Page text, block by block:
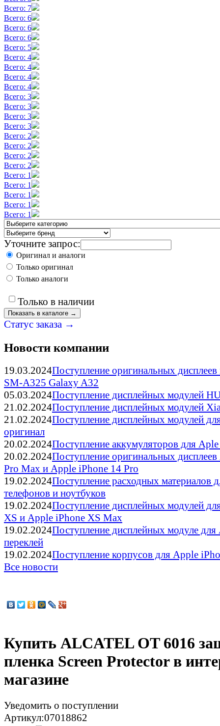
Всего: 7
Всего: 6
Всего: 6
Всего: 6
Всего: 5
Всего: 4
Всего: 4
Всего: 4
Всего: 4
Всего: 3
Всего: 3
Всего: 3
Всего: 3
Всего: 2
Всего: 2
Всего: 2
Всего: 2
Всего: 1
Всего: 1
Всего: 1
Всего: 1
Всего: 1
Уточните запрос:
Оригинал и аналоги
Только оригинал
Только аналоги
Только в наличии
Статус заказа →
Новости компании
19.03.2024Поступление оригинальных
SM-A325 Galaxy A32
05.03.2024Поступление дисплейных модулей
21.02.2024Поступление дисплейных модулей
21.02.2024Поступление дисплейных модулей
оригинал
20.02.2024Поступление аккумуляторов для
20.02.2024Поступление оригинальных
Pro Max и Apple iPhone 14 Pro
19.02.2024Поступление расходных материалов
телефонов и ноутбуков
19.02.2024Поступление дисплейных модулей
XS и Apple iPhone XS Max
19.02.2024Поступление дисплейных модуле
переклей
19.02.2024Поступление корпусов для Apple
Все новости
Купить ALCATEL OT 6016
пленка Screen Protector в
магазине
Уведомить о поступлении
Артикул:07018862